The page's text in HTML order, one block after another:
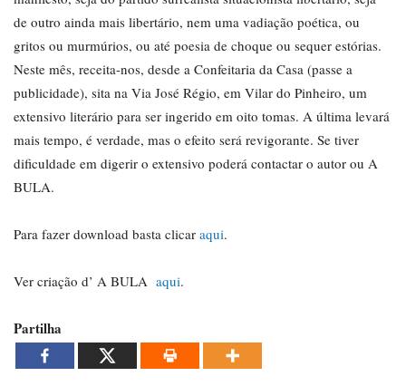
de outro ainda mais libertário, nem uma vadiação poética, ou
gritos ou murmúrios, ou até poesia de choque ou sequer estórias.
Neste mês, receita-nos, desde a Confeitaria da Casa (passe a
publicidade), sita na Via José Régio, em Vilar do Pinheiro, um
extensivo literário para ser ingerido em oito tomas. A última levará
mais tempo, é verdade, mas o efeito será revigorante. Se tiver
dificuldade em digerir o extensivo poderá contactar o autor ou A
BULA.
Para fazer download basta clicar aqui.
Ver criação d’ A BULA aqui.
Partilha